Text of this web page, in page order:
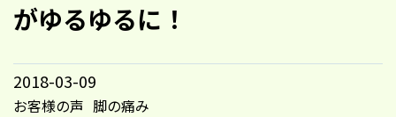
がゆるゆるに！
2018-03-09
お客様の声 脚の痛み